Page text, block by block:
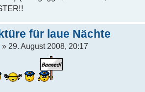
für laue Nächte
» 29. August 2008, 20:17